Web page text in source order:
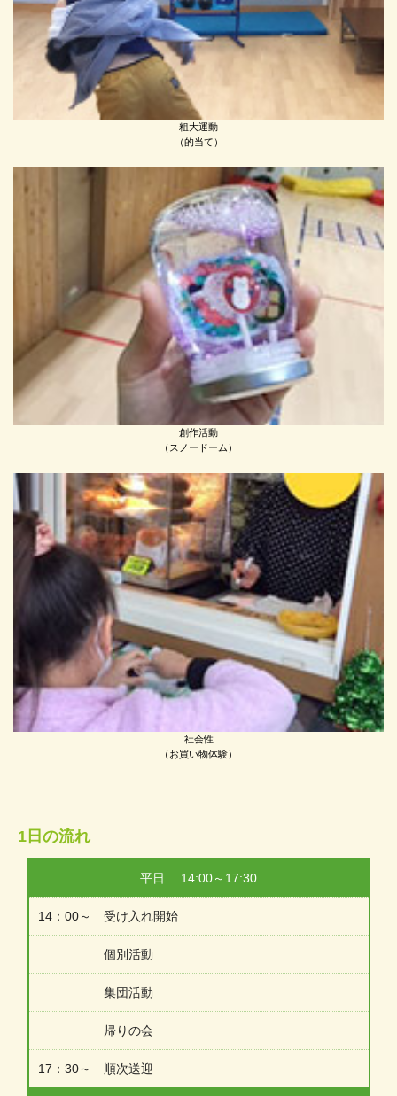
粗大運動
（的当て）
創作活動
（スノードーム）
社会性
（お買い物体験）
1日の流れ
平日 14:00～17:30
14：00～ 受け入れ開始
個別活動
集団活動
帰りの会
17：30～ 順次送迎